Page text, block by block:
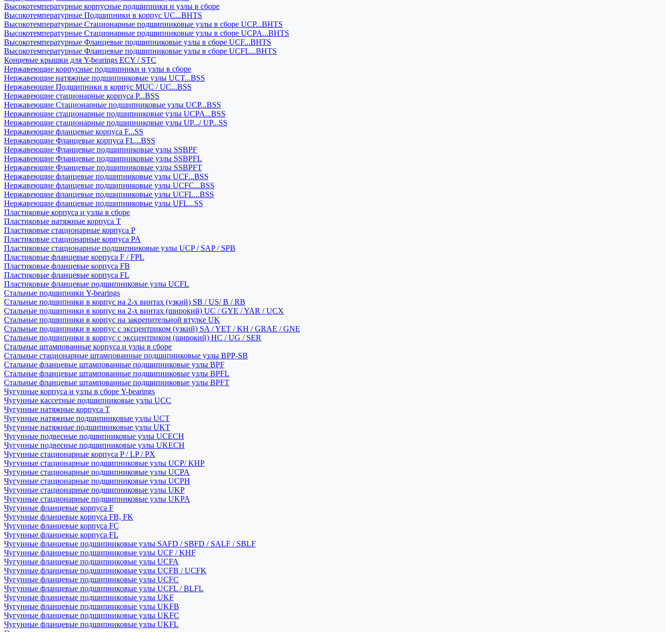
Высокотемпературные корпусные подшипники и узлы в сборе
Высокотемпературные Подшипники в корпус UC...BHTS
Высокотемпературные Стационарные подшипниковые узлы в сборе UCP...BHTS
Высокотемпературные Стационарные подшипниковые узлы в сборе UCPA...BHTS
Высокотемпературные Фланцевые подшипниковые узлы в сборе UCF...BHTS
Высокотемпературные Фланцевые подшипниковые узлы в сборе UCFL...BHTS
Концевые крышки для Y-bearings ECY / STC
Нержавеющие корпусные подшипники и узлы в сборе
Нержавеющие натяжные подшипниковые узлы UCT...BSS
Нержавеющие Подшипники в корпус MUC / UC...BSS
Нержавеющие стационарные корпуса P...BSS
Нержавеющие Стационарные подшипниковые узлы UCP...BSS
Нержавеющие стационарные подшипниковые узлы UCPA...BSS
Нержавеющие стационарные подшипниковые узлы UP.../ UP...SS
Нержавеющие фланцевые корпуса F...SS
Нержавеющие Фланцевые корпуса FL...BSS
Нержавеющие Фланцевые подшипниковые узлы SSBPF
Нержавеющие Фланцевые подшипниковые узлы SSBPFL
Нержавеющие Фланцевые подшипниковые узлы SSBPFT
Нержавеющие фланцевые подшипниковые узлы UCF...BSS
Нержавеющие фланцевые подшипниковые узлы UCFC...BSS
Нержавеющие фланцевые подшипниковые узлы UCFL...BSS
Нержавеющие фланцевые подшипниковые узлы UFL...SS
Пластиковые корпуса и узлы в сборе
Пластиковые натяжные корпуса T
Пластиковые стационарные корпуса P
Пластиковые стационарные корпуса PA
Пластиковые стационарные подшипниковые узлы UCP / SAP / SPB
Пластиковые фланцевые корпуса F / FPL
Пластиковые фланцевые корпуса FB
Пластиковые фланцевые корпуса FL
Пластиковые фланцевые подшипниковые узлы UCFL
Стальные подшипники Y-bearings
Стальные подшипники в корпус на 2-х винтах (узкий) SB / US/ B / RB
Стальные подшипники в корпус на 2-х винтах (широкий) UC / GYE / YAR / UCX
Стальные подшипники в корпус на закрепительной втулке UK
Стальные подшипники в корпус с эксцентриком (узкий) SA / YET / KH / GRAE / GNE
Стальные подшипники в корпус с эксцентриком (широкий) HC / UG / SER
Стальные штампованные корпуса и узлы в сборе
Стальные стационарные штампованные подшипниковые узлы BPP-SB
Стальные фланцевые штампованные подшипниковые узлы BPF
Стальные фланцевые штампованные подшипниковые узлы BPFL
Стальные фланцевые штампованные подшипниковые узлы BPFT
Чугунные корпуса и узлы в сборе Y-bearings
Чугунные кассетные подшипниковые узлы UCC
Чугунные натяжные корпуса T
Чугунные натяжные подшипниковые узлы UCT
Чугунные натяжные подшипниковые узлы UKT
Чугунные подвесные подшипниковые узлы UCECH
Чугунные подвесные подшипниковые узлы UKECH
Чугунные стационарные корпуса P / LP / PX
Чугунные стационарные подшипниковые узлы UCP/ KHP
Чугунные стационарные подшипниковые узлы UCPA
Чугунные стационарные подшипниковые узлы UCPH
Чугунные стационарные подшипниковые узлы UKP
Чугунные стационарные подшипниковые узлы UKPA
Чугунные фланцевые корпуса F
Чугунные фланцевые корпуса FB, FK
Чугунные фланцевые корпуса FC
Чугунные фланцевые корпуса FL
Чугунные фланцевые подшипниковые узлы SAFD / SBFD / SALF / SBLF
Чугунные фланцевые подшипниковые узлы UCF / KHF
Чугунные фланцевые подшипниковые узлы UCFA
Чугунные фланцевые подшипниковые узлы UCFB / UCFK
Чугунные фланцевые подшипниковые узлы UCFC
Чугунные фланцевые подшипниковые узлы UCFL / BLFL
Чугунные фланцевые подшипниковые узлы UKF
Чугунные фланцевые подшипниковые узлы UKFB
Чугунные фланцевые подшипниковые узлы UKFC
Чугунные фланцевые подшипниковые узлы UKFL